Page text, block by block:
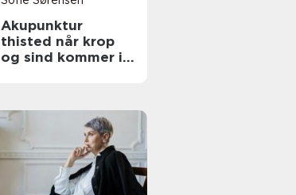
Akupunktur
thisted når krop
og sind kommer i